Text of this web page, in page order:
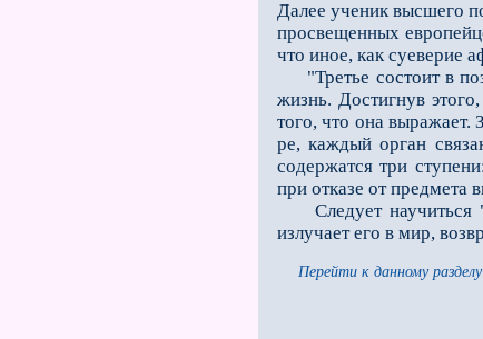
Далее ученик высшего
просвещенных
что иное, как суеверие
"Третье состоит в
жизнь. Достигнув
того, что она выражает.
ре, каждый орган
содержатся три
при отказе от предмета
Следует научиться
излучает его в мир,
Перейти к данному